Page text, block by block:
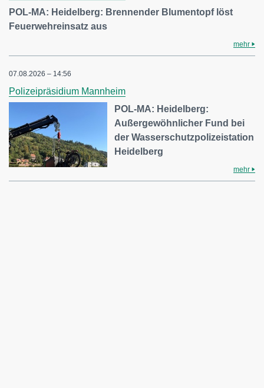
POL-MA: Heidelberg: Brennender Blumentopf löst
Feuerwehreinsatz aus
mehr
07.08.2026 – 14:56
Polizeipräsidium Mannheim
POL-MA: Heidelberg:
Außergewöhnlicher Fund bei
der Wasserschutzpolizeistation
Heidelberg
mehr